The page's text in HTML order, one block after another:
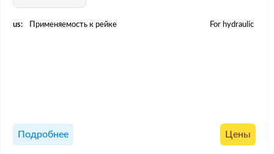
us: Применяемость к рейке For hydraulic
Подробнее Цены